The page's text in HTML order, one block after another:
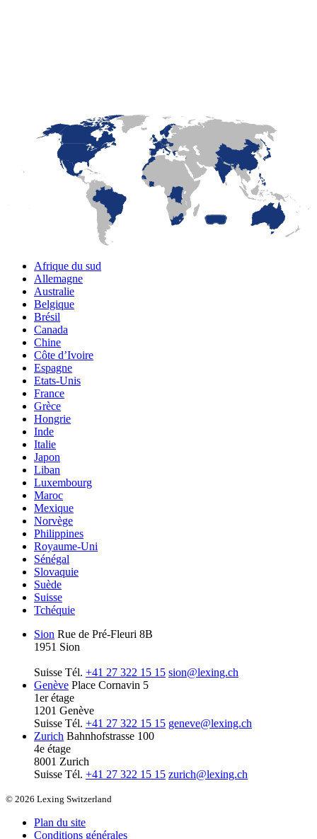
Afrique du sud
Allemagne
Australie
Belgique
Brésil
Canada
Chine
Côte d’Ivoire
Espagne
Etats-Unis
France
Grèce
Hongrie
Inde
Italie
Japon
Liban
Luxembourg
Maroc
Mexique
Norvège
Philippines
Royaume-Uni
Sénégal
Slovaquie
Suède
Suisse
Tchéquie
Sion Rue de Pré-Fleuri 8B
1951 Sion
Suisse Tél. +41 27 322 15 15 sion@lexing.ch
Genève Place Cornavin 5
1er étage
1201 Genève
Suisse Tél. +41 27 322 15 15 geneve@lexing.ch
Zurich Bahnhofstrasse 100
4e étage
8001 Zurich
Suisse Tél. +41 27 322 15 15 zurich@lexing.ch
© 2026 Lexing Switzerland
Plan du site
Conditions générales